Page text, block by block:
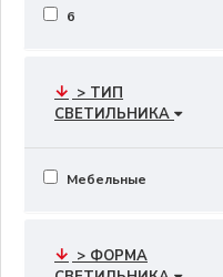
6
> ТИП
СВЕТИЛЬНИКА
Мебельные
> ФОРМА